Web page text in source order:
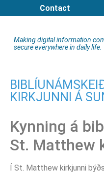
Contact
Making digital information
secure everywhere in daily life.
KIRKJUNNI Á
Kynning á
St. Matthew
Í St. Matthew kirkjunni